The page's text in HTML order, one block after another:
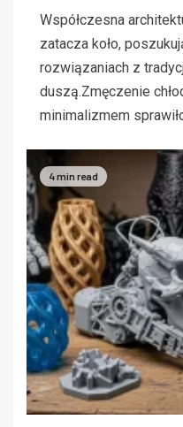
Współczesna
zatacza koło,
rozwiązaniach z
duszą.Zmęczenie
minimalizmem
4 min read